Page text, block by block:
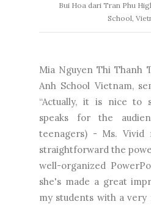
Bui Hoa dari Tran Phu
School,
Mia Nguyen Thi Thanh
Anh School Vietnam,
“Actually, it is nice to
speaks for the
teenagers) - Ms. Vivid
straightforward the
well-organized
she's made a great
my students with a